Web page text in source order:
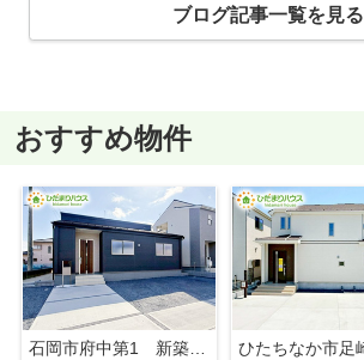
ブログ記事一覧を見る
おすすめ物件
石岡市府中第1 新築戸建 3号棟